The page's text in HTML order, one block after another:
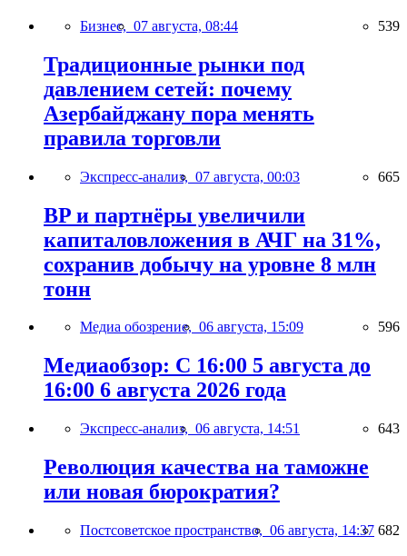
Бизнес, 07 августа, 08:44 539
Традиционные рынки под
давлением сетей: почему
Азербайджану пора менять
правила торговли
Экспресс-анализ, 07 августа, 00:03 665
BP и партнёры увеличили
капиталовложения в АЧГ на 31%,
сохранив добычу на уровне 8 млн
тонн
Медиа обозрение, 06 августа, 15:09 596
Медиаобзор: С 16:00 5 августа до
16:00 6 августа 2026 года
Экспресс-анализ, 06 августа, 14:51 643
Революция качества на таможне
или новая бюрократия?
Постсоветское пространство, 06 августа, 14:37 682